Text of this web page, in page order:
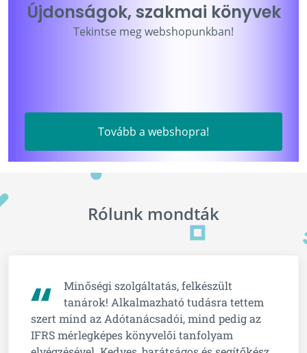
Újdonságok, szakmai könyvek
Tekintse meg webshopunkban!
Tovább a webshopra!
Rólunk mondták
Minőségi szolgáltatás, felkészült
tanárok! Alkalmazható tudásra tettem
szert mind az Adótanácsadói, mind pedig az
IFRS mérlegképes könyvelői tanfolyam